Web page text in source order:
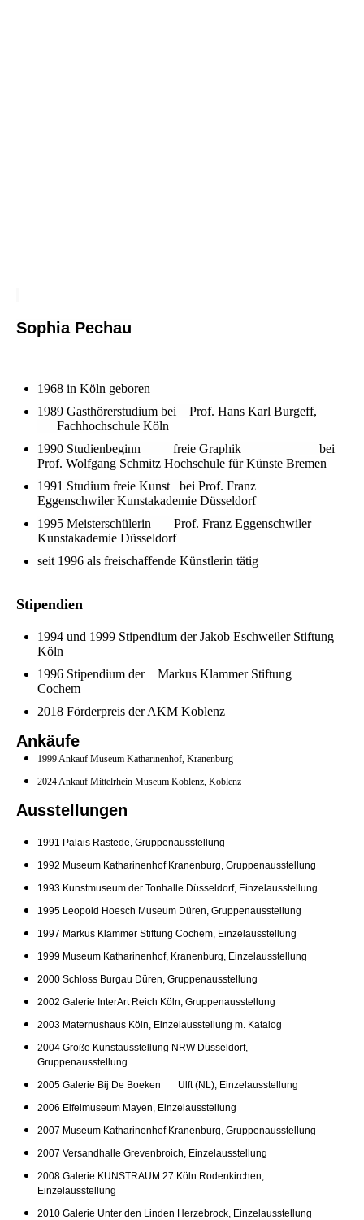
Sophia Pechau
1968 in Köln geboren
1989 Gasthörerstudium bei Prof. Hans Karl Burgeff,
Fachhochschule Köln
1990 Studienbeginn freie Graphik bei
Prof. Wolfgang Schmitz Hochschule für Künste Bremen
1991 Studium freie Kunst bei Prof. Franz
Eggenschwiler Kunstakademie Düsseldorf
1995 Meisterschülerin Prof. Franz Eggenschwiler
Kunstakademie Düsseldorf
seit 1996 als freischaffende Künstlerin tätig
Stipendien
1994 und 1999 Stipendium der Jakob Eschweiler Stiftung
Köln
1996 Stipendium der Markus Klammer Stiftung
Cochem
2018 Förderpreis der AKM Koblenz
Ankäufe
1999 Ankauf Museum Katharinenhof, Kranenburg
2024 Ankauf Mittelrhein Museum Koblenz, Koblenz
Ausstellungen
1991 Palais Rastede, Gruppenausstellung
1992 Museum Katharinenhof Kranenburg, Gruppenausstellung
1993 Kunstmuseum der Tonhalle Düsseldorf, Einzelausstellung
1995 Leopold Hoesch Museum Düren, Gruppenausstellung
1997 Markus Klammer Stiftung Cochem, Einzelausstellung
1999 Museum Katharinenhof, Kranenburg, Einzelausstellung
2000 Schloss Burgau Düren, Gruppenausstellung
2002 Galerie InterArt Reich Köln, Gruppenausstellung
2003 Maternushaus Köln, Einzelausstellung m. Katalog
2004 Große Kunstausstellung NRW Düsseldorf,
Gruppenausstellung
2005 Galerie Bij De Boeken Ulft (NL), Einzelausstellung
2006 Eifelmuseum Mayen, Einzelausstellung
2007 Museum Katharinenhof Kranenburg, Gruppenausstellung
2007 Versandhalle Grevenbroich, Einzelausstellung
2008 Galerie KUNSTRAUM 27 Köln Rodenkirchen,
Einzelausstellung
2010 Galerie Unter den Linden Herzebrock, Einzelausstellung